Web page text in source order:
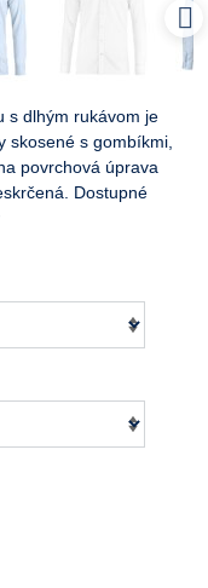
s dlhým rukávom je
skosené s gombíkmi,
povrchová úprava
Dostupné